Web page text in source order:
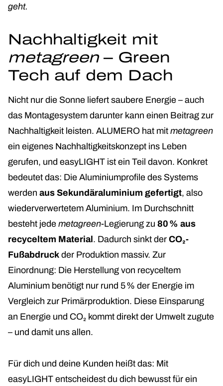
geht.
Nachhaltigkeit mit
metagreen– Green
Tech auf dem Dach
Nicht nur die Sonne liefert saubere Energie – auch
das Montagesystem darunter kann einen Beitrag zur
Nachhaltigkeit leisten. ALUMERO hat mit metagreen
ein eigenes Nachhaltigkeitskonzept ins Leben
gerufen, und easyLIGHT ist ein Teil davon. Konkret
bedeutet das: Die Aluminiumprofile des Systems
werden aus Sekundäraluminium gefertigt, also
wiederverwertetem Aluminium. Im Durchschnitt
besteht jede metagreen-Legierung zu 80 % aus
recyceltem Material . Dadurch sinkt der CO₂-
Fußabdruck der Produktion massiv. Zur
Einordnung: Die Herstellung von recyceltem
Aluminium benötigt nur rund 5 % der Energie im
Vergleich zur Primärproduktion. Diese Einsparung
an Energie und CO₂ kommt direkt der Umwelt zugute
– und damit uns allen.
Für dich und deine Kunden heißt das: Mit
easyLIGHT entscheidest du dich bewusst für ein